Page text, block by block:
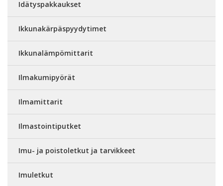
Idätyspakkaukset
Ikkunakärpäspyydytimet
Ikkunalämpömittarit
Ilmakumipyörät
Ilmamittarit
Ilmastointiputket
Imu- ja poistoletkut ja tarvikkeet
Imuletkut